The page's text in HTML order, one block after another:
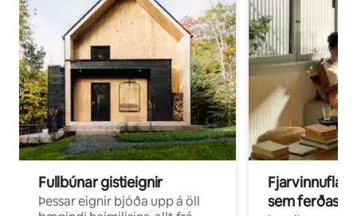
Fullbúnar gistieignir
Þessar eignir bjóða upp á öll
sem ferðast